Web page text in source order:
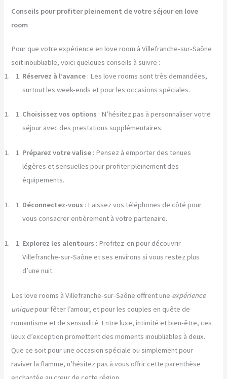
Conseils pour profiter pleinement de votre séjour en love
room
Pour que votre expérience en love room à Villefranche-sur-Saône
soit inoubliable, voici quelques conseils à suivre :
Réservez à l’avance : Les love rooms sont très demandées,
surtout les week-ends et pour les occasions spéciales.
Choisissez vos options : N’hésitez pas à personnaliser votre
séjour avec des prestations supplémentaires.
Préparez votre valise : Pensez à emporter des tenues
légères et sensuelles pour profiter pleinement des
équipements.
Déconnectez-vous : Laissez vos téléphones de côté pour
vous consacrer entièrement à votre partenaire.
Explorez les alentours : Profitez-en pour découvrir
Villefranche-sur-Saône et ses environs si vous restez plus
d’une nuit.
Les love rooms à Villefranche-sur-Saône offrent une expérience
uniquepour fêter l’amour, et pour les couples en quête de
romantisme et de sensualité. Entre luxe, intimité et bien-être, ces
lieux d’exception promettent des moments inoubliables à deux.
Que ce soit pour une occasion spéciale ou simplement pour
raviver la flamme, n’hésitez pas à vous offrir cette parenthèse